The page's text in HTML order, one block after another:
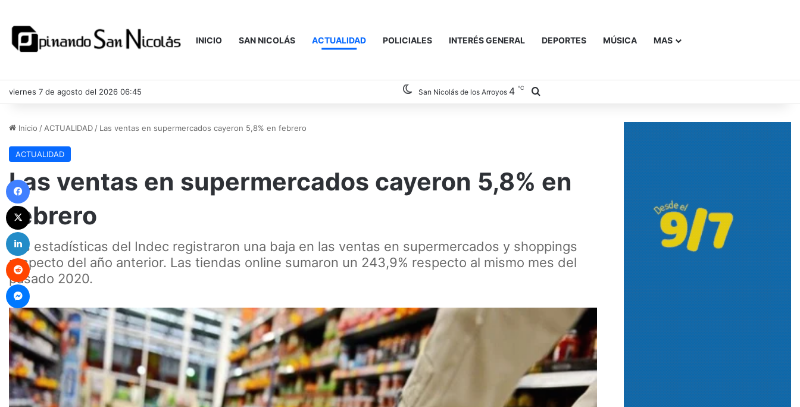
INICIO SAN NICOLÁS ACTUALIDAD POLICIALES INTERÉS GENERAL DEPORTES MÚSICA MAS
viernes 7 de agosto del 2026 06:45 San Nicolás de los Arroyos 4 ℃
Inicio / ACTUALIDAD / Las ventas en supermercados cayeron 5,8% en febrero
ACTUALIDAD
Las ventas en supermercados cayeron 5,8% en
febrero
Las estadísticas del Indec registraron una baja en las ventas en supermercados y shoppings
respecto del año anterior. Las tiendas online sumaron un 243,9% respecto al mismo mes del
pasado 2020.
Facebook
Reddit
Messenger